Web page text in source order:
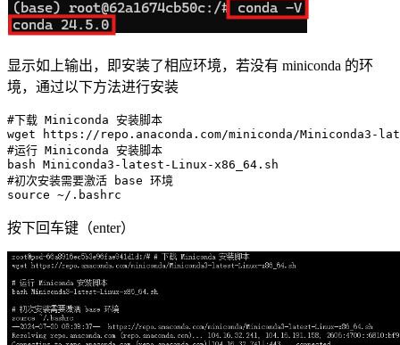
显示如上输出，即安装了相应环境，若没有 miniconda 的环
境，通过以下方法进行安装
#下载 Miniconda 安装脚本
#运行 Miniconda 安装脚本
#初次安装需要激活 base 环境
source
按下回车键（enter）